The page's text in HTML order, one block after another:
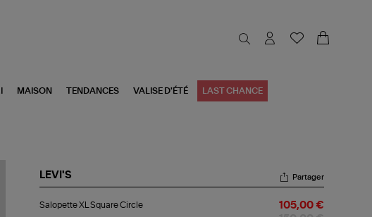
MAISON TENDANCES VALISE D'ÉTÉ LAST CHANCE
LEVI'S
XL
Partager
Salopette XL Square Circle 105,00 €